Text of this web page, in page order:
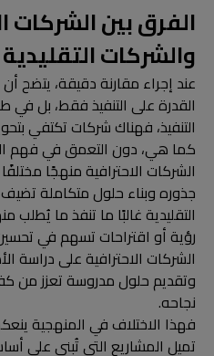
الفرق بين الشركات
والشركات التقليدية
عند إجراء مقارنة دقيقة، يتضح
القدرة على التنفيذ فقط، بل في
التنفيذ، فهناك شركات تكتفي
كما هي، دون التعمق في فهم
الشركات الاحترافية منهجًا
جذوره وبناء حلول متكاملة
التقليدية غالبًا ما تنفذ ما
رؤية أو اقتراحات تسهم في
الشركات الاحترافية على دراسة
وتقديم حلول مدروسة تعزز من
نجاحه.
فهذا الاختلاف في المنهجية
تميل المشاريع التي تُبنى على